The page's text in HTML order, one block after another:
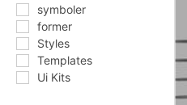
symboler
former
Styles
Templates
Ui Kits